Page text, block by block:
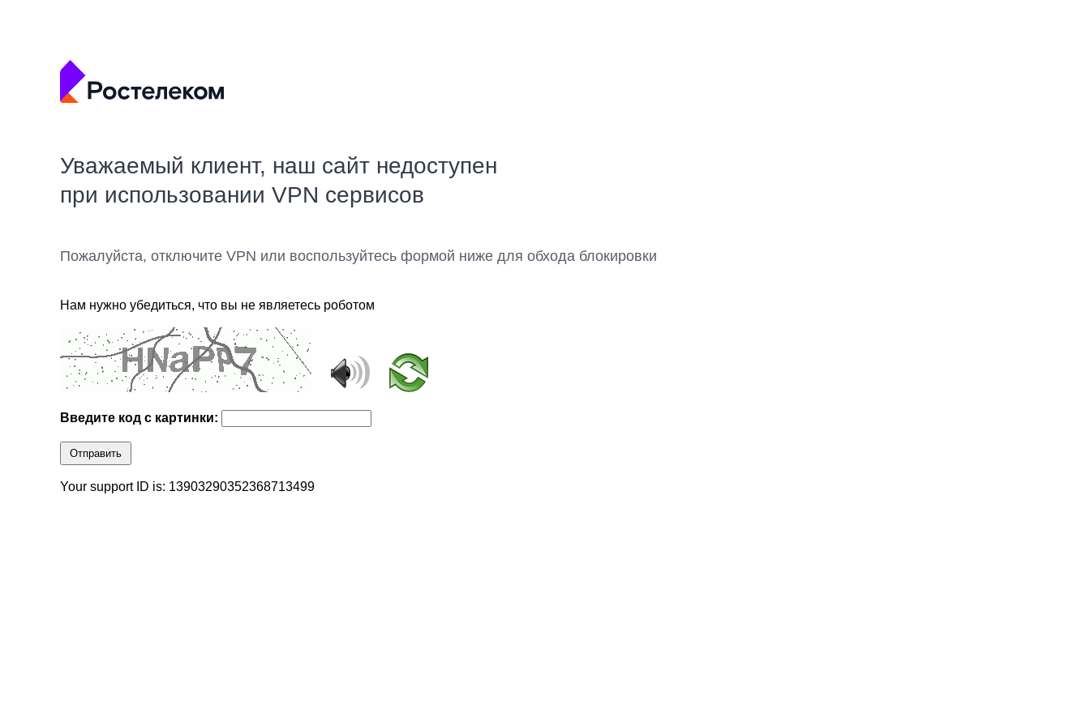
Уважаемый клиент, наш сайт недоступен
при использовании VPN сервисов
Пожалуйста, отключите VPN или воспользуйтесь формой ниже для обхода блокировки
Нам нужно убедиться, что вы не являетесь роботом
Введите код с картинки:
Отправить
Your support ID is: 13903290352368713499